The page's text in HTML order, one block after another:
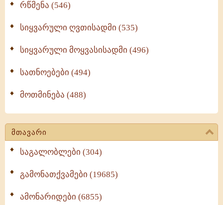
რწმენა (546)
სიყვარული ღვთისადმი (535)
სიყვარული მოყვასისადმი (496)
სათნოებები (494)
მოთმინება (488)
მთავარი
საგალობლები (304)
გამონათქვამები (19685)
ამონარიდები (6855)